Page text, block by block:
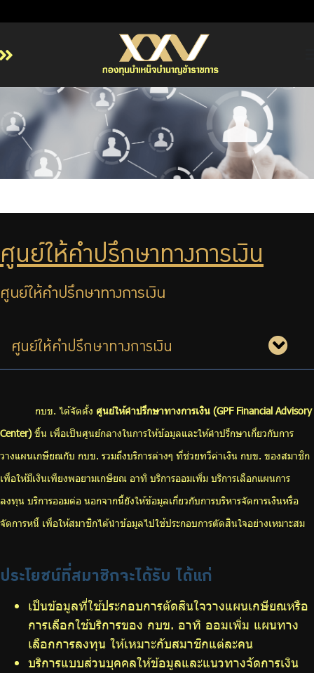
เกี่ยวกับ กบข.
บริการสมาชิก
ลงทุน
ข่าวสารและกิจกรรม
บริการเจ้าหน้าที่ส่วนราชการ
ติดต่อเรา
ไทย | Eng
ศูนย์ให้คำปรึกษาทางการเงิน
ศูนย์ให้คำปรึกษาทางการเงิน
ศูนย์ให้คำปรึกษาทางการเงิน
กบข. ได้จัดตั้ง ศูนย์ให้คำปรึกษาทางการเงิน (GPF Financial Advisory
Center)ขึ้น เพื่อเป็นศูนย์กลางในการให้ข้อมูลและให้คำปรึกษาเกี่ยวกับการ
วางแผนเกษียณกับ กบข. รวมถึงบริการต่างๆ ที่ช่วยทวีค่าเงิน กบข. ของสมาชิก
เพื่อให้มีเงินเพียงพอยามเกษียณ อาทิ บริการออมเพิ่ม บริการเลือกแผนการ
ลงทุน บริการออมต่อ นอกจากนี้ยังให้ข้อมูลเกี่ยวกับการบริหารจัดการเงินหรือ
จัดการหนี้ เพื่อให้สมาชิกได้นำข้อมูลไปใช้ประกอบการตัดสินใจอย่างเหมาะสม
ประโยชน์ที่สมาชิกจะได้รับ ได้แก่
เป็นข้อมูลที่ใช้ประกอบการตัดสินใจวางแผนเกษียณหรือ
การเลือกใช้บริการของ กบข. อาทิ ออมเพิ่ม แผนทาง
เลือกการลงทุน ให้เหมาะกับสมาชิกแต่ละคน
บริการแบบส่วนบุคคลให้ข้อมูลและแนวทางจัดการเงิน